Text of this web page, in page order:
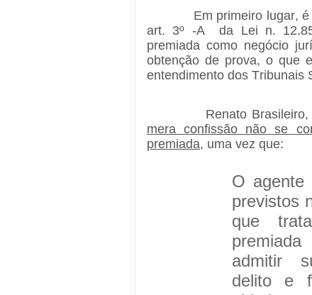
Em primeiro lugar, é
art. 3º -A da Lei n.
premiada como negócio
obtenção de prova, o que
entendimento dos Tribunais
Renato Brasileiro,
mera confissão não se
premiada, uma vez que:
O agente
previstos
que
admitir
delito e